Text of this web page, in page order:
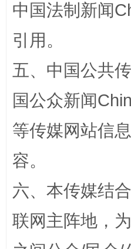
扯下公款旅游的“隐
中国法制新闻
引用。
五、中国公共
国公众新闻
等传媒网站信
容。
六、本传媒结
联网主阵地，